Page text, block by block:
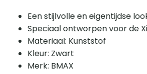
Een stijlvolle en eigentijdse
Speciaal ontworpen voor de
Materiaal: Kunststof
Kleur: Zwart
Merk: BMAX